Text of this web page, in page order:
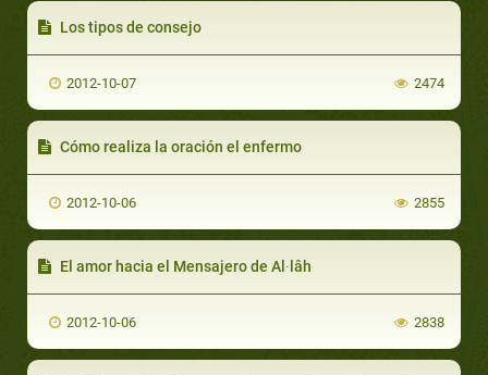
Los tipos de consejo
2012-10-07 2474
Cómo realiza la oración el enfermo
2012-10-06 2855
El amor hacia el Mensajero de Al∙lâh
2012-10-06 2838